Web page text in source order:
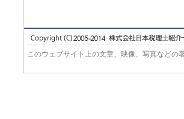
このウェブサイト上の文章、映像、写真などの